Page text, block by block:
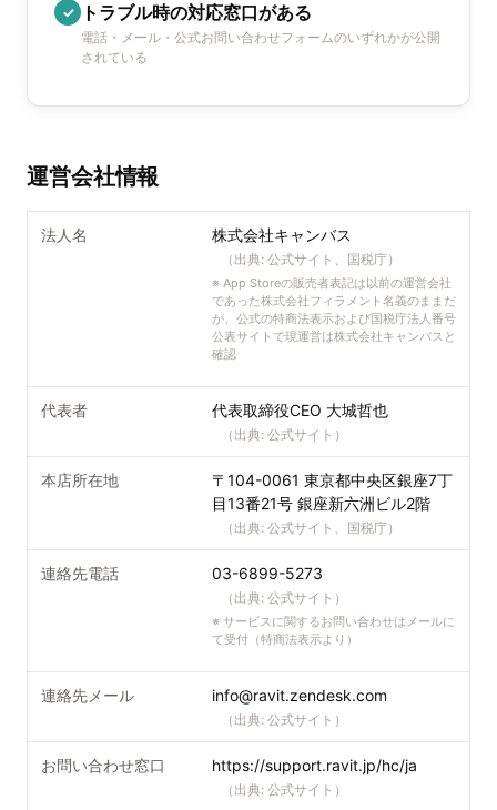
✓ トラブル時の対応窓口がある
電話・メール・公式お問い合わせフォームのいずれかが公開
されている
運営会社情報
法人名 株式会社キャンバス
（出典: 公式サイト、国税庁）
※ App Storeの販売者表記は以前の運営会社
であった株式会社フィラメント名義のままだ
が、公式の特商法表示および国税庁法人番号
公表サイトで現運営は株式会社キャンバスと
確認
代表者 代表取締役CEO 大城哲也
（出典: 公式サイト ）
本店所在地
〒104-0061 東京都中央区銀座7丁
目13番21号 銀座新六洲ビル2階
（出典: 公式サイト、国税庁）
連絡先電話 03-6899-5273
（出典: 公式サイト ）
※ サービスに関するお問い合わせはメールに
て受付（特商法表示より）
連絡先メール info@ravit.zendesk.com
（出典: 公式サイト ）
お問い合わせ窓口 https://support.ravit.jp/hc/ja
（出典: 公式サイト ）